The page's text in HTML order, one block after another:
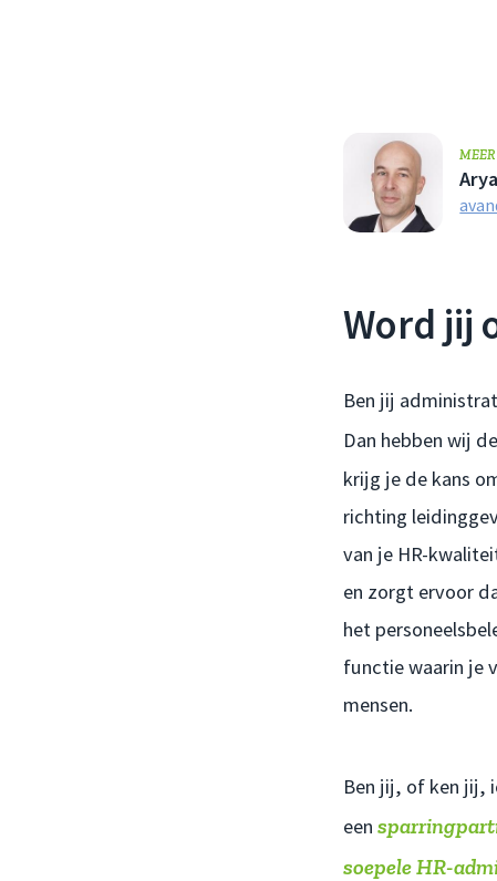
Word jij
Ben jij
Dan hebben wij
krijg je de kans
richting
van je HR-
en zorgt ervoor
het
functie waarin je
mensen.
Ben jij, of ken jij,
een
soepele HR-